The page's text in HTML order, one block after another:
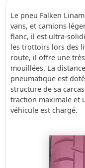
Le pneu Falken
vans, et camions
flanc, il est ultra-
les trottoirs lors des
route, il offre une
mouillées. La
pneumatique est
structure de sa
traction maximale et
véhicule est chargé.